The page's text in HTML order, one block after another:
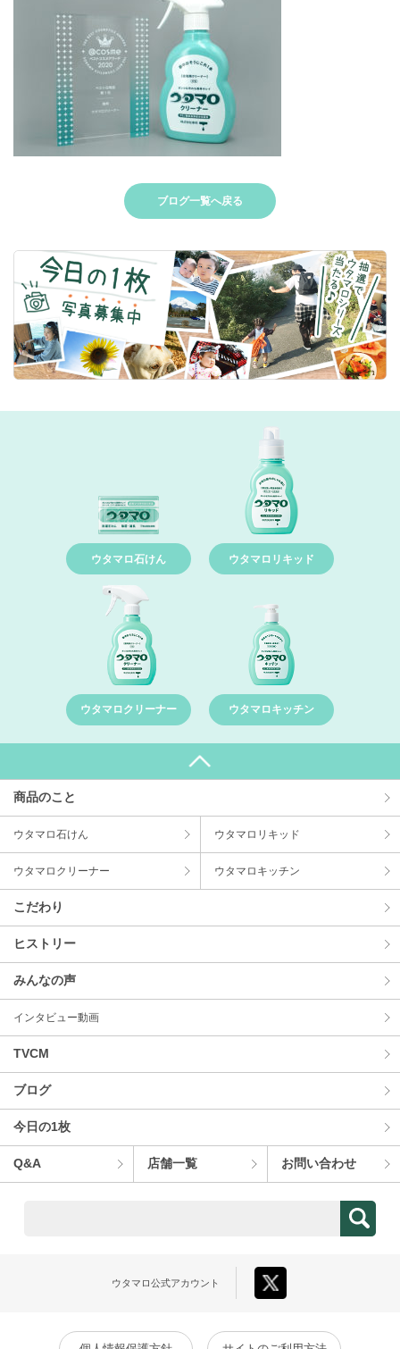
ブログ一覧へ戻る
ウタマロ石けん ウタマロリキッド
ウタマロクリーナー ウタマロキッチン
商品のこと
ウタマロ⽯けん ウタマロリキッド
ウタマロクリーナー ウタマロキッチン
こだわり
ヒストリー
みんなの声
インタビュー動画
TVCM
ブログ
今⽇の1枚
Q&A 店舗⼀覧 お問い合わせ
ウタマロ公式アカウント